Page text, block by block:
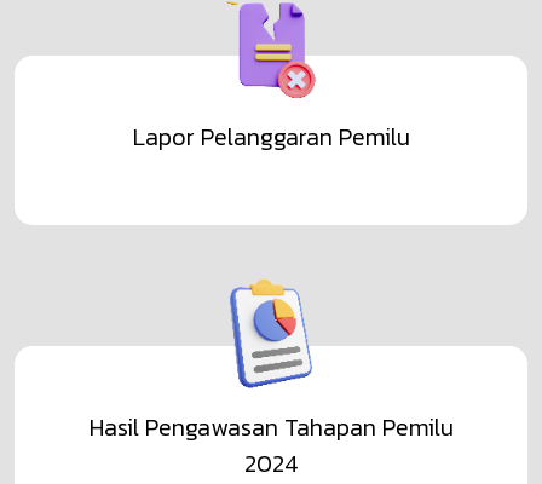
Daftar Informasi Publik (DIP) PPID BAWASLU KOTA
BONTANG Tahun 2025
Lihat Selengkapnya
Tata cara pengaduan penyalahgunaan
wewenang atau pelanggaran oleh pejabat
Penyelenggara Pemilu Kabupaten dan Kota;
Lihat Selengkapnya
Lapor Pelanggaran Pemilu
Hasil Pengawasan Tahapan Pemilu
2024